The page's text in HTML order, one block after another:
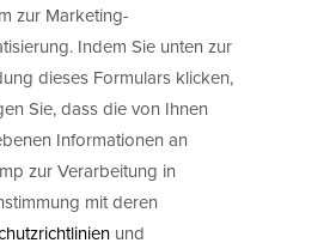
zur Marketing-
Indem Sie unten zur
dieses Formulars klicken,
Sie, dass die von Ihnen
Informationen an
zur Verarbeitung in
mit deren
und